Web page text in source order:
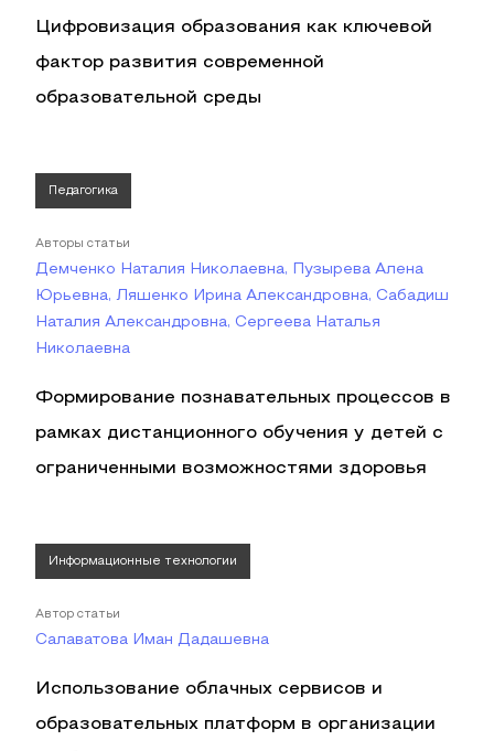
Цифровизация образования как ключевой
фактор развития современной
образовательной среды
Педагогика
Авторы статьи
Демченко Наталия Николаевна, Пузырева Алена
Юрьевна, Ляшенко Ирина Александровна, Сабадиш
Наталия Александровна, Сергеева Наталья
Николаевна
Формирование познавательных процессов в
рамках дистанционного обучения у детей с
ограниченными возможностями здоровья
Информационные технологии
Автор статьи
Салаватова Иман Дадашевна
Использование облачных сервисов и
образовательных платформ в организации